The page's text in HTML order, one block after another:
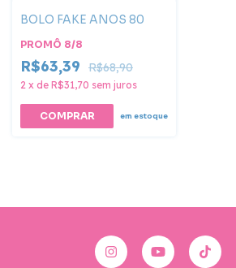
BOLO FAKE ANOS 80
PROMÔ 8/8
R$63,39 R$68,90
2 x de R$31,70 sem juros
em estoque